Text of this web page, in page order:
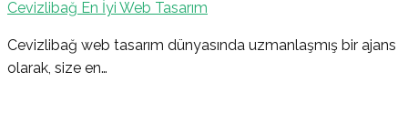
Cevizlibağ En İyi Web Tasarım
Cevizlibağ web tasarım dünyasında uzmanlaşmış bir ajans
olarak, size en…